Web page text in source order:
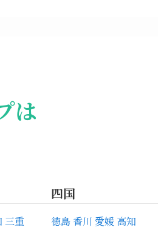
は
三重
四国
徳島 香川 愛媛 高知